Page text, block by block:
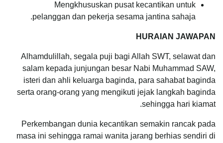
Mengkhususkan pusat kecantikan untuk
pelanggan dan pekerja sesama jantina sahaja.
HURAIAN JAWAPAN
Alhamdulillah, segala puji bagi Allah SWT, selawat dan
salam kepada junjungan besar Nabi Muhammad SAW,
isteri dan ahli keluarga baginda, para sahabat baginda
serta orang-orang yang mengikuti jejak langkah baginda
sehingga hari kiamat.
Perkembangan dunia kecantikan semakin rancak pada
masa ini sehingga ramai wanita jarang berhias sendiri di